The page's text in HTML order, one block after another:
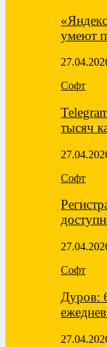
умеют
Софт
тысяч
Софт
Софт
Дуров: